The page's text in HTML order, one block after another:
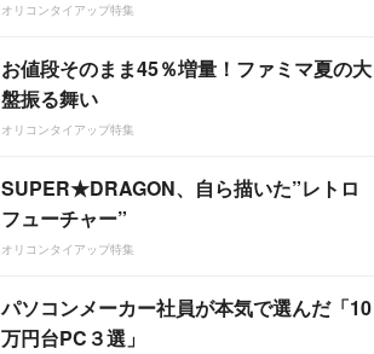
オリコンタイアップ特集
お値段そのまま45％増量！ファミマ夏の大
盤振る舞い
オリコンタイアップ特集
SUPER★DRAGON、自ら描いた”レトロ
フューチャー”
オリコンタイアップ特集
パソコンメーカー社員が本気で選んだ「10
万円台PC３選」